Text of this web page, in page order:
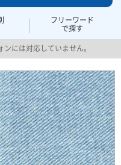
フリーワード
で探す
には対応していません。